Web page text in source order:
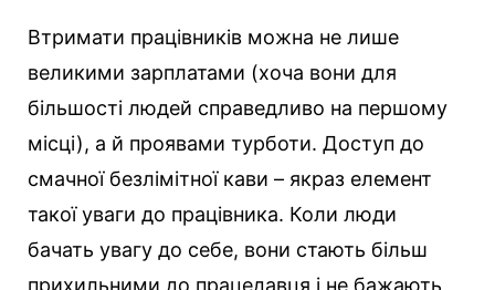
Втримати працівників можна не лише
великими зарплатами (хоча вони для
більшості людей справедливо на першому
місці), а й проявами турботи. Доступ до
смачної безлімітної кави – якраз елемент
такої уваги до працівника. Коли люди
бачать увагу до себе, вони стають більш
прихильними до працедавця і не бажають